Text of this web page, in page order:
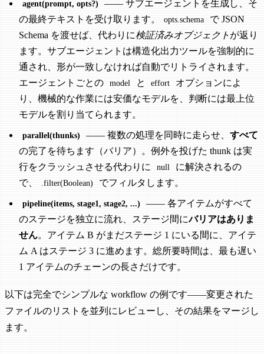
agent(prompt, opts?)
—— サブエージェントを生成し、そ
の最終テキストを受け取ります。
opts.schema
で JSON
Schema を渡せば、代わりに検証済みオブジェクトが返り
ます。サブエージェントは構造化出力ツールを強制的に
通され、形が一致しなければ自動でリトライされます。
エージェントごとの
model と effort
オプションによ
り、機械的な作業には安価なモデルを、判断には最上位
モデルを割り当てられます。
parallel(thunks) —— 複数の処理を同時に走らせ、 すべて
の完了を待ちます（バリア）。例外を投げた thunk は実
行をクラッシュさせる代わりに
null
に解決されるの
で、
.filter(Boolean) でフィルタします。
pipeline(items, stage1, stage2, ...)
—— 各アイテムがすべて
のステージを独立に流れ、ステージ間にバリアはありま
せん。アイテム B がまだステージ 1 にいる間に、アイテ
ム A はステージ 3 に進めます。総所要時間は、最も遅い
1 アイテムのチェーンの長さだけです。
以下は完全でシンプルな workflow の例です——変更された
ファイルのリストを並列にレビューし、その結果をマージし
ます。